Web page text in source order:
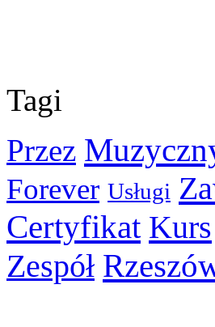
Tagi
Przez
Forever Usługi
Certyfikat Kurs
Zespół